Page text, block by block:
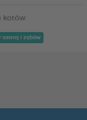
kotów
ustnej i zębów